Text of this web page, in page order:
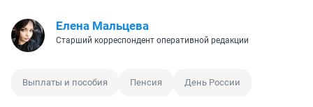
Елена Мальцева
Старший корреспондент оперативной редакции
Выплаты и пособия Пенсия День России